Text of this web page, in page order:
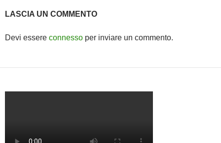
LASCIA UN COMMENTO
Devi essere connesso per inviare un commento.